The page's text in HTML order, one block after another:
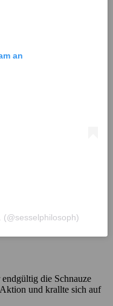
an
(@sesselphilosoph)
die Schnauze
und krallte sich auf